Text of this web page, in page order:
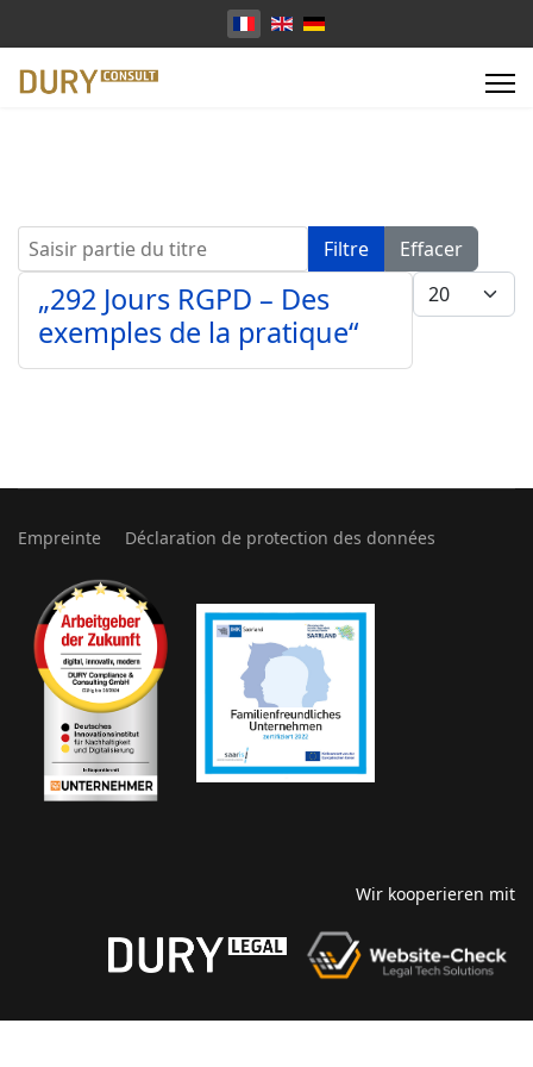
Sélectionnez votre langue
Saisir partie du titre Filtre
Effacer
Afficher #
„292 Jours RGPD – Des
exemples de la pratique“
Empreinte Déclaration de protection des données
Wir kooperieren mit